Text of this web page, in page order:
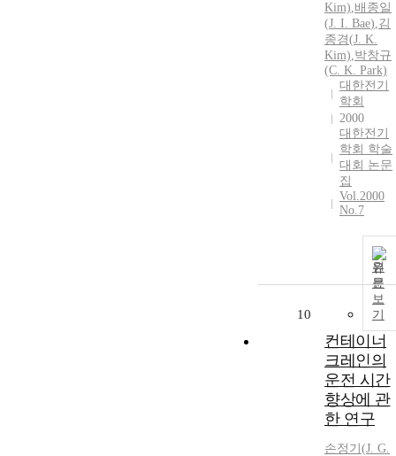
Kim),배종일
(J. I. Bae),김
종경(J. K.
Kim),박창규
(C. K. Park)
대한전기
학회
2000
대한전기
학회 학술
대회 논문
집
Vol.2000
No.7
원
문
보
기
10
컨테이너
크레인의
운전 시간
향상에 관
한 연구
손정기(J. G.